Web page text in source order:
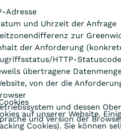
Adresse
und Uhrzeit der Anfrage
zur
der Anforderung
HTTP-Statuscode
übertragene
von der die
und dessen
und Version der
auf unserer Website.
Cookies). Sie können